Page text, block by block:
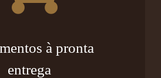
à pronta
entrega